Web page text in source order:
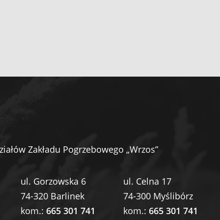
Zakładu Pogrzebowego „Wrzos”
ul. Gorzowska 6
74-320 Barlinek
kom.:665 301 741
ul. Celna 17
74-300 Myślibórz
kom.:665 301 741